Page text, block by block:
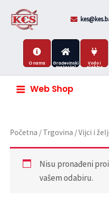
O nama Građevinski
materijal
Vodo i
elektro
Web Shop
Početna / Trgovina /Vijci i
Nisu pronađeni
vašem odabiru.